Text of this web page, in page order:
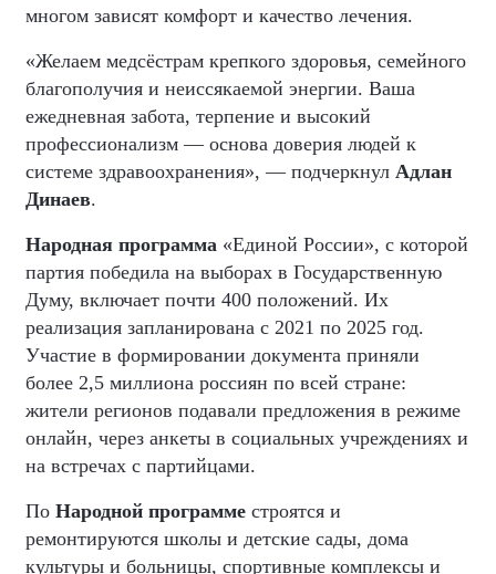
многом зависят комфорт и качество лечения.
«Желаем медсёстрам крепкого здоровья, семейного
благополучия и неиссякаемой энергии. Ваша
ежедневная забота, терпение и высокий
профессионализм — основа доверия людей к
системе здравоохранения», — подчеркнул Адлан
Динаев.
Народная программа «Единой России», с которой
партия победила на выборах в Государственную
Думу, включает почти 400 положений. Их
реализация запланирована с 2021 по 2025 год.
Участие в формировании документа приняли
более 2,5 миллиона россиян по всей стране:
жители регионов подавали предложения в режиме
онлайн, через анкеты в социальных учреждениях и
на встречах с партийцами.
По Народной программе строятся и
ремонтируются школы и детские сады, дома
культуры и больницы, спортивные комплексы и